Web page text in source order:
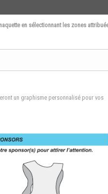
en sélectionnant les zones
un graphisme personnalisé pour vos